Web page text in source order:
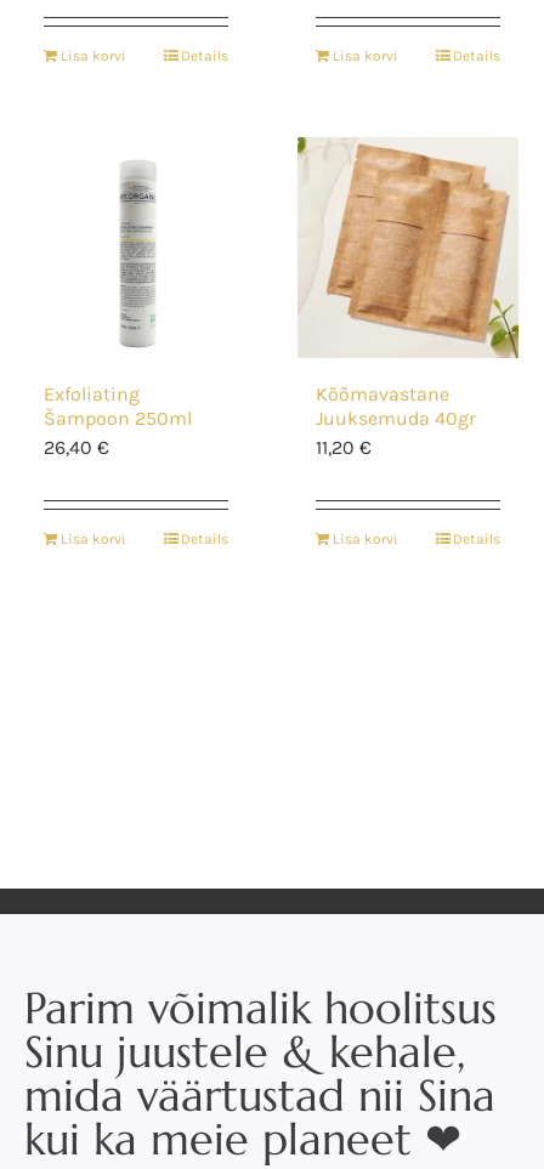
Lisa korvi Details Lisa korvi Details
Exfoliating
Šampoon 250ml
26,40 €
Lisa korvi Details
Kõõmavastane
Juuksemuda 40gr
11,20 €
Lisa korvi Details
Parim võimalik hoolitsus
Sinu juustele & kehale,
mida väärtustad nii Sina
kui ka meie planeet ❤